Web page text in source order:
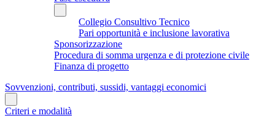
Collegio Consultivo Tecnico
Pari opportunità e inclusione lavorativa
Sponsorizzazione
Procedura di somma urgenza e di protezione civile
Finanza di progetto
Sovvenzioni, contributi, sussidi, vantaggi economici
Criteri e modalità